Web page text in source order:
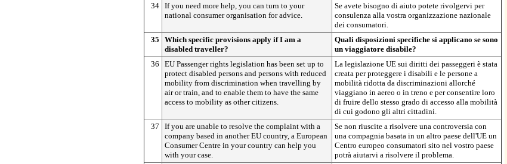
34 If you need more help, you can turn to your
national consumer organisation for advice.
Se avete bisogno di aiuto potete rivolgervi per
consulenza alla vostra organizzazione nazionale
dei consumatori.
35
Which specific provisions apply if I am a
disabled traveller?
Quali disposizioni specifiche si applicano se sono
un viaggiatore disabile?
36
EU Passenger rights legislation has been set up to
protect disabled persons and persons with reduced
mobility from discrimination when travelling by
air or train, and to enable them to have the same
access to mobility as other citizens.
La legislazione UE sui diritti dei passeggeri è stata
creata per proteggere i disabili e le persone a
mobilità ridotta da discriminazioni allorché
viaggiano in aereo o in treno e per consentire loro
di fruire dello stesso grado di accesso alla mobilità
di cui godono gli altri cittadini.
37
If you are unable to resolve the complaint with a
company based in another EU country, a European
Consumer Centre in your country can help you
with your case.
Se non riuscite a risolvere una controversia con
una compagnia basata in un altro paese dell'UE un
Centro europeo consumatori sito nel vostro paese
potrà aiutarvi a risolvere il problema.